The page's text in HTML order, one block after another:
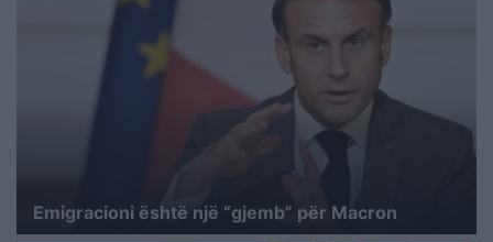
Emigracioni është një “gjemb” për Macron